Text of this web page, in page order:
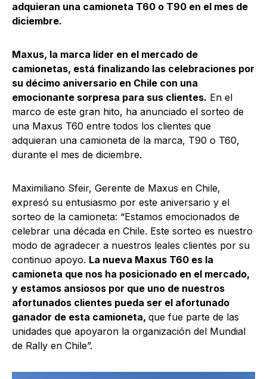
adquieran una camioneta T60 o T90 en el mes de
diciembre.
Maxus, la marca líder en el mercado de
camionetas, está finalizando las celebraciones por
su décimo aniversario en Chile con una
emocionante sorpresa para sus clientes. En el
marco de este gran hito, ha anunciado el sorteo de
una Maxus T60 entre todos los clientes que
adquieran una camioneta de la marca, T90 o T60,
durante el mes de diciembre.
Maximiliano Sfeir, Gerente de Maxus en Chile,
expresó su entusiasmo por este aniversario y el
sorteo de la camioneta: “Estamos emocionados de
celebrar una década en Chile. Este sorteo es nuestro
modo de agradecer a nuestros leales clientes por su
continuo apoyo. La nueva Maxus T60 es la
camioneta que nos ha posicionado en el mercado,
y estamos ansiosos por que uno de nuestros
afortunados clientes pueda ser el afortunado
ganador de esta camioneta, que fue parte de las
unidades que apoyaron la organización del Mundial
de Rally en Chile”.